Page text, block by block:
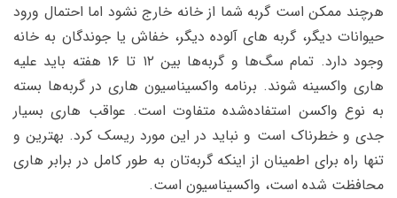
هرچند ممکن است گربه شما از خانه خارج نشود اما احتمال ورود
حیوانات دیگر، گربه های آلوده دیگر، خفاش یا جوندگان به خانه
وجود دارد. تمام سگ‌ها و گربه‌ها بین ۱۲ تا ۱۶ هفته باید علیه
هاری واکسینه شوند. برنامه واکسیناسیون هاری در گربه‌ها بسته
به نوع واکسن استفاده‌شده متفاوت است. عواقب هاری بسیار
جدی و خطرناک است و نباید در این مورد ریسک کرد. بهترین و
تنها راه برای اطمینان از اینکه گربه‌تان به طور کامل در برابر هاری
محافظت شده است، واکسیناسیون است.